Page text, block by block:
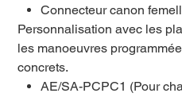
Connecteur canon
Personnalisation avec les
les manoeuvres
concrets.
AE/SA-PCPC1 (Pour